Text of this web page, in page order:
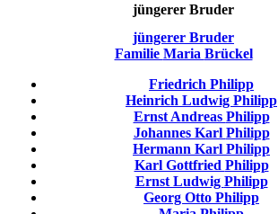
jüngerer Bruder
jüngerer Bruder
Familie Maria Brückel
Friedrich Philipp
Heinrich Ludwig Philipp
Ernst Andreas Philipp
Johannes Karl Philipp
Hermann Karl Philipp
Karl Gottfried Philipp
Ernst Ludwig Philipp
Georg Otto Philipp